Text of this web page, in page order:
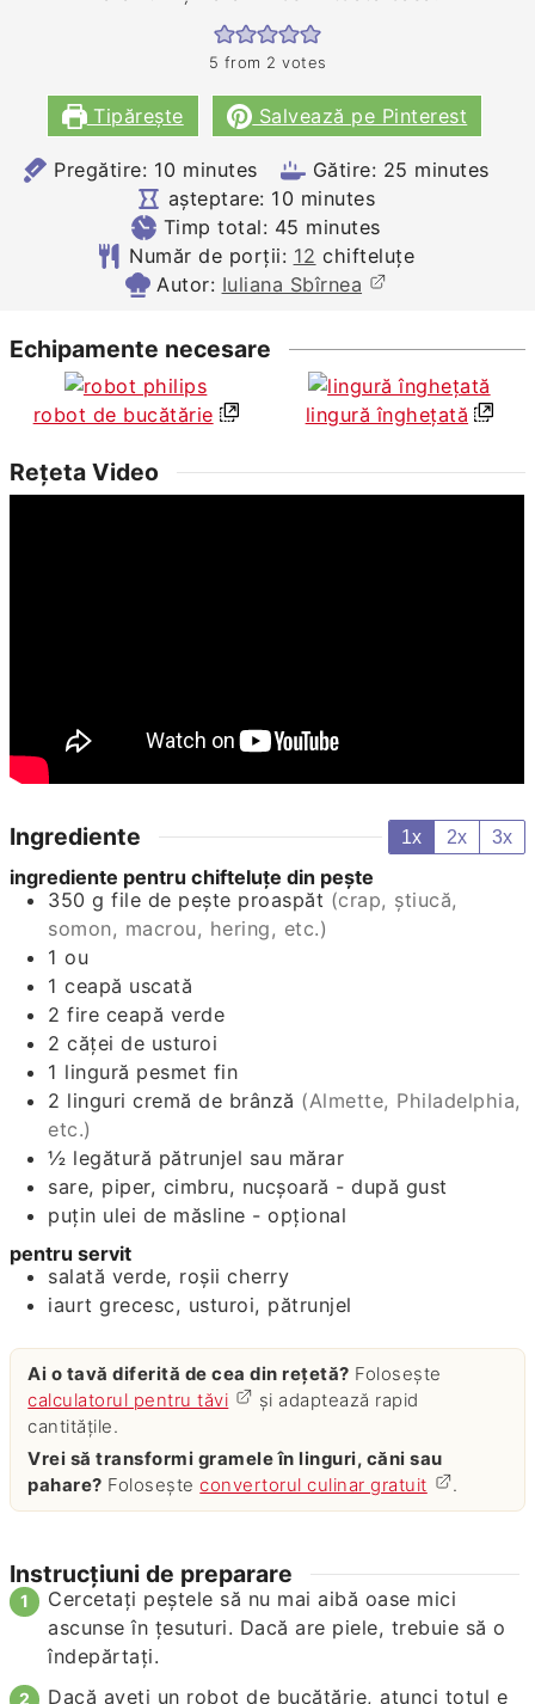
5 from 2 votes
Tipărește Salvează pe Pinterest
Pregătire: 10minutes
minutes Gătire: 25 minutes
minutes
așteptare: 10minutes
minutes
Timp total: 45 minutes
minutes
Număr de porții: 12 chifteluțe
Autor: Iuliana Sbîrnea
Echipamente necesare
robot de bucătărie lingură înghețată
Rețeta Video
Ingrediente 1x 2x 3x
ingrediente pentru chifteluțe din pește
350 g file de pește proaspăt (crap, știucă,
somon, macrou, hering, etc.)
1 ou
1 ceapă uscată
2 fire ceapă verde
2 cățeide usturoi
1 lingură pesmet fin
2 linguri cremă de brânză (Almette, Philadelphia,
etc.)
½ legătură pătrunjel sau mărar
sare, piper, cimbru, nucșoară - după gust
puțin ulei de măsline - opțional
pentru servit
salată verde, roșii cherry
iaurt grecesc, usturoi, pătrunjel
Ai o tavă diferită de cea din rețetă? Folosește
calculatorul pentru tăvi
și adaptează rapid
cantitățile.
Vrei să transformi gramele în linguri, căni sau
pahare? Foloseșteconvertorul culinar gratuit .
Instrucțiuni de preparare
Cercetați peștele să nu mai aibă oase mici
ascunse în țesuturi. Dacă are piele, trebuie să o
îndepărtați.
Dacă aveți un robot de bucătărie, atunci totul e